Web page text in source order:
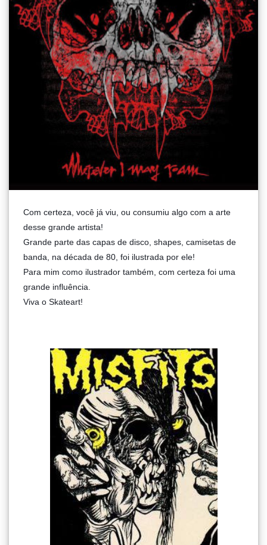
Com certeza, você já viu, ou consumiu algo com a arte
desse grande artista!
Grande parte das capas de disco, shapes, camisetas de
banda, na década de 80, foi ilustrada por ele!
Para mim como ilustrador também, com certeza foi uma
grande influência.
Viva o Skateart!